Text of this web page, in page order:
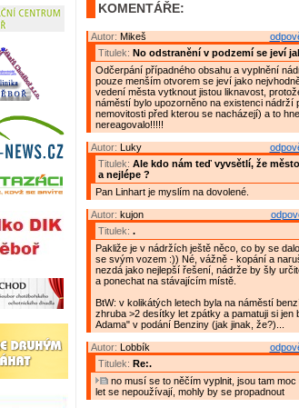
KOMENTÁŘE:
Autor: Mikeš
Titulek: No odstranění v podzemí se jeví
Odčerpání případného obsahu a vyplnění
pouze menším otvorem se jeví jako
vedení města vytknout jistou liknavost,
náměstí bylo upozorněno na existenci nádrží
nemovitosti před kterou se nacházejí) a to
nereagovalo!!!!!
Autor: Luky
Titulek: Ale kdo nám teď vyvsětlí, že
a nejlépe ?
Pan Linhart je myslím na dovolené.
Autor: kujon
Titulek: .
Pakliže je v nádržích ještě něco, co by se
se svým vozem :)) Né, vážně - kopání a
nezdá jako nejlepší řešení, nádrže by šly
a ponechat na stávajícím místě.
BtW: v kolikátých letech byla na náměstí
zhruba >2 desítky let zpátky a pamatuji si jen
Adama" v podání Benziny (jak jinak, že?)...
Autor: Lobbík
Titulek: Re:.
no musí se to něčím vyplnit, jsou tam moc
let se nepoužívají, mohly by se propadnout